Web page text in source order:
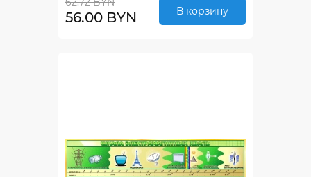
56.00 BYN В корзину